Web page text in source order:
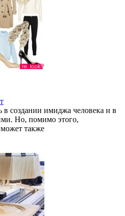
создании имиджа человека и в
Но, помимо этого,
также